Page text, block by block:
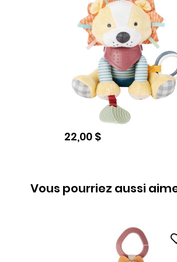
Prix de solde
22,00 $
Vous pourriez aussi